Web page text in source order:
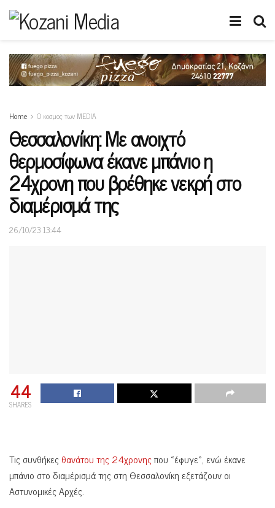
Home Ο κοσμος των MEDIA
Θεσσαλονίκη: Με ανοιχτό
θερμοσίφωνα έκανε μπάνιο η
24χρονη που βρέθηκε νεκρή στο
διαμέρισμά της
26/10/23 13:44
44
SHARES
Τις συνθήκεςθανάτου της 24χρονηςπου «έφυγε», ενώ έκανε
μπάνιο στο διαμέρισμά της στη Θεσσαλονίκη εξετάζουν οι
Αστυνομικές Αρχές.